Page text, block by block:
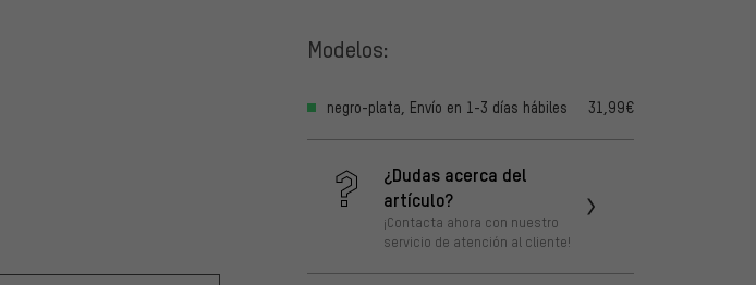
Modelos:
negro-plata, Envío en 1-3 días hábiles 31,99€
¿Dudas acerca del
artículo?
¡Contacta ahora con nuestro
servicio de atención al cliente!